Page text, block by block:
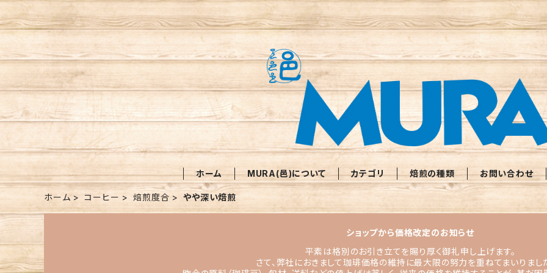
ホーム MURA(邑)について カテゴリ 焙煎の種類 お問い合わせ
ホーム コーヒー 焙煎度合 やや深い焙煎
ショップから価格改定のお知らせ
平素は格別のお引き立てを賜り厚く御礼申し上げます。
さて、弊社におきまして珈琲価格の維持に最大限の努力を重ねてまいりまし